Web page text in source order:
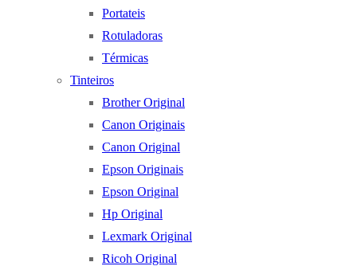
Portateis
Rotuladoras
Térmicas
Tinteiros
Brother Original
Canon Originais
Canon Original
Epson Originais
Epson Original
Hp Original
Lexmark Original
Ricoh Original